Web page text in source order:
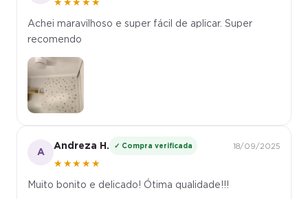
Achei maravilhoso e super fácil de aplicar. Super
recomendo
A
Andreza H. ✓ Compra verificada
★★★★★
18/09/2025
Muito bonito e delicado! Ótima qualidade!!!